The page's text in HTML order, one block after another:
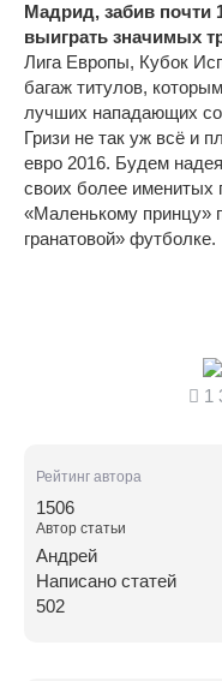
Мадрид, забив почти
выиграть значимых
Лига Европы, Кубок
багаж титулов,
лучших нападающих
Гризи не так уж всё и
евро 2016. Будем
своих более именитых
«Маленькому принцу»
гранатовой» футболке.
1
Рейтинг автора
1506
Автор статьи
Андрей
Написано статей
502